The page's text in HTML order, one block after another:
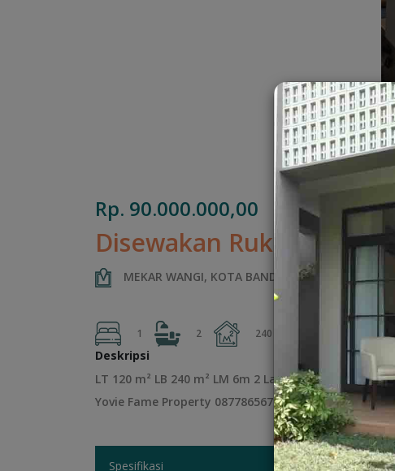
Rp. 90.000.000,00
Disewakan Ruko MEKAR
MEKAR WANGI, KOTA BANDUNG, JAWA BARAT
1 2 240 m
Deskripsi
LT 120 m² LB 240 m² LM 6m 2 Lantai KT 1 KM 2
Yovie Fame Property 087786567388 0811237102
Spesifikasi